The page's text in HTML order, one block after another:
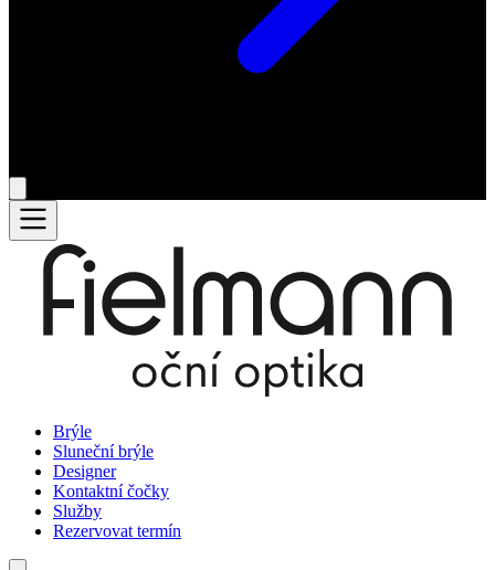
Brýle
Sluneční brýle
Designer
Kontaktní čočky
Služby
Rezervovat termín